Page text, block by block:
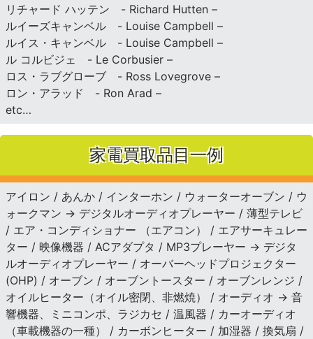
リチャード ハッテン - Richard Hutten –
ルイーズキャンベル - Louise Campbell –
ルイス・キャンベル - Louise Campbell –
ル コルビジェ - Le Corbusier –
ロス・ラブグローブ - Ross Lovegrove –
ロン・アラッド - Ron Arad –
etc…
家電買取品目一例
アイロン / あんか / インターホン / ウォーターオーブン / ウ
ォークマン → デジタルオーディオプレーヤー / 薄型テレビ
/ エア・コンディショナー （エアコン） / エアサーキュレー
ター / 映像機器 / ACアダプタ / MP3プレーヤー → デジタ
ルオーディオプレーヤー / オーバーヘッドプロジェクター
(OHP) / オーブン / オーブントースター / オーブンレンジ /
オイルヒーター（オイル密閉、非燃焼） / オーディオ → 音
響機器、ミニコンポ、ラジカセ / 温風器 / カーオーディオ
（車載機器の一種） / カーボンヒーター / 加湿器 / 換気扇 /